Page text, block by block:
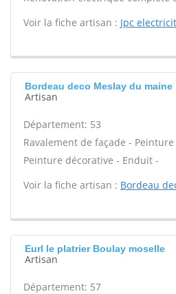
Voir la fiche artisan : Jpc
Bordeau deco Meslay du maine
Artisan
Département: 53
Ravalement de façade -
Peinture décorative - Enduit -
Voir la fiche artisan : Bordeau
Eurl le platrier Boulay moselle
Artisan
Département: 57